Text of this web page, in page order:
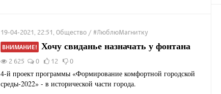
19-04-2021, 22:51, Общество / #ЛюблюМагнитку
ВНИМАНИЕ! Хочу свиданье назначать у фонтана
2 625 0 12 0
4-й проект программы «Формирование комфортной городской
среды-2022» - в исторической части города.